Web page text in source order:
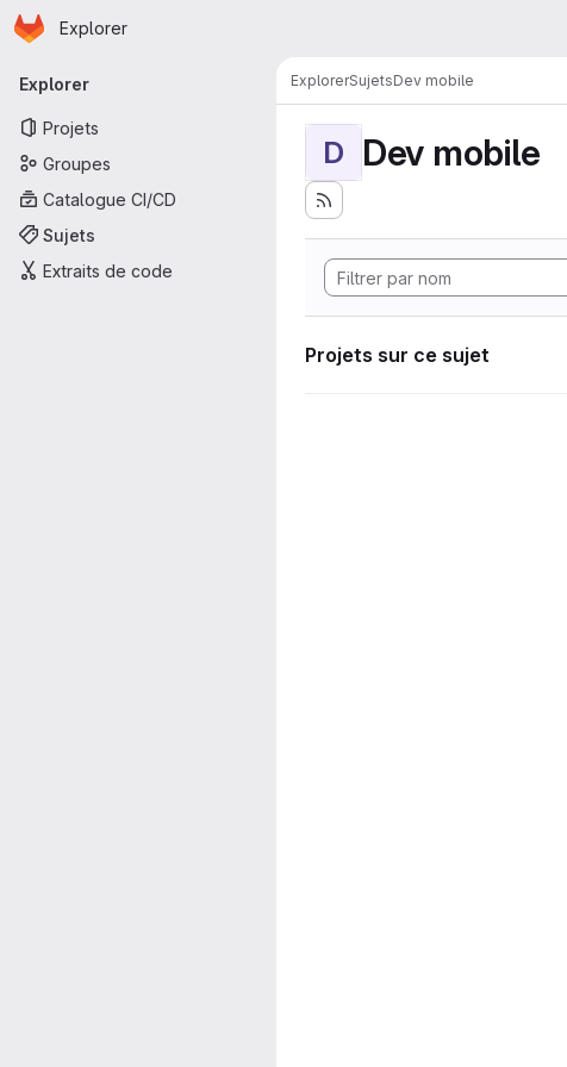
Passer au contenu principal
Page d'accueil
Explorer
Navigation principale
Explorer
Projets
Groupes
Catalogue CI/CD
Sujets
Extraits de code
ExplorerSujetsDev mobile
D Dev mobile
Projets sur ce sujet